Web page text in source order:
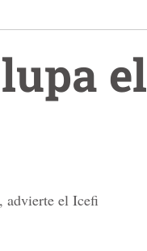
el
advierte el Icefi